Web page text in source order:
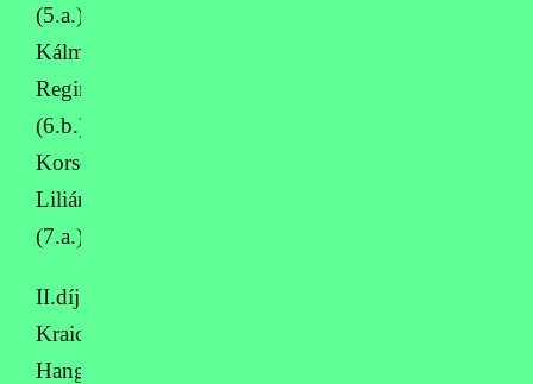
(5.a.),
Kálmán
Regina
(6.b.),
Korsós
Liliána
(7.a.)
II.díj:
Kraicz
Hanga